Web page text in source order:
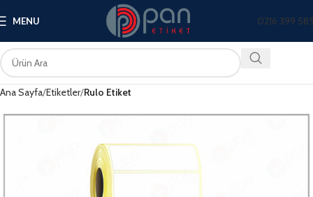
MENU 0216 399
Ana Sayfa Etiketler Rulo Etiket